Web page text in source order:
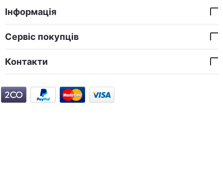
Інформація
Сервіс покупців
Контакти